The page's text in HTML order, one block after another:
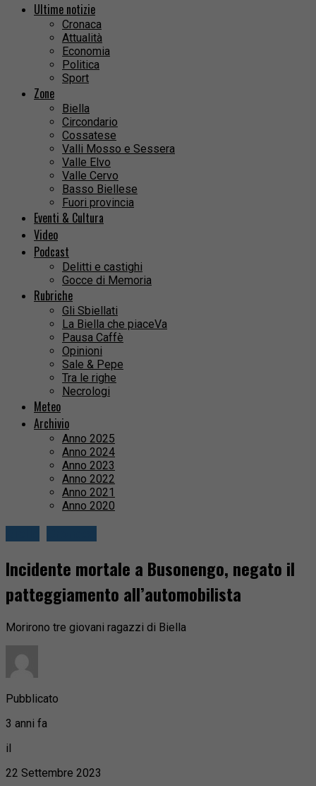
Ultime notizie
Cronaca
Attualità
Economia
Politica
Sport
Zone
Biella
Circondario
Cossatese
Valli Mosso e Sessera
Valle Elvo
Valle Cervo
Basso Biellese
Fuori provincia
Eventi & Cultura
Video
Podcast
Delitti e castighi
Gocce di Memoria
Rubriche
Gli Sbiellati
La Biella che piaceVa
Pausa Caffè
Opinioni
Sale & Pepe
Tra le righe
Necrologi
Meteo
Archivio
Anno 2025
Anno 2024
Anno 2023
Anno 2022
Anno 2021
Anno 2020
Incidente mortale a Busonengo, negato il
patteggiamento all’automobilista
Morirono tre giovani ragazzi di Biella
Pubblicato
3 anni fa
il
22 Settembre 2023